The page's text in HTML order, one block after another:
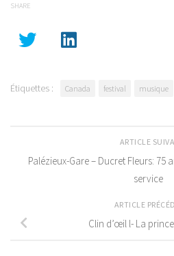
SHARE
Étiquettes : Canada festival musique
ARTICLE
Palézieux-Gare – Ducret Fleurs: 75
service
ARTICLE
Clin d’œil l- La